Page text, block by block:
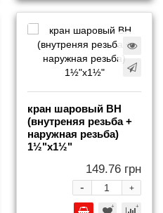
кран шаровый ВН
(внутреняя резьба +
наружная резьба)
1½"х1½"
149.76 грн
+
-